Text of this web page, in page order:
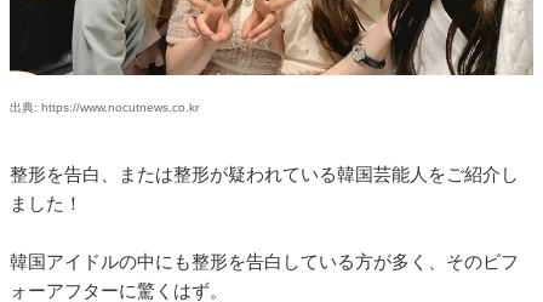
出典: https://www.nocutnews.co.kr
整形を告白、または整形が疑われている韓国芸能人をご紹介し
ました！
韓国アイドルの中にも整形を告白している方が多く、そのビフ
ォーアフターに驚くはず。